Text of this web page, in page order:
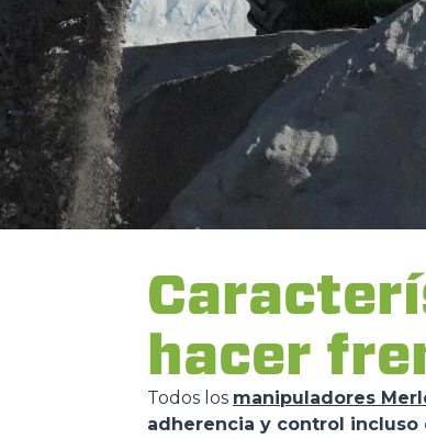
hacer
Todos los manipuladores
adherencia y control